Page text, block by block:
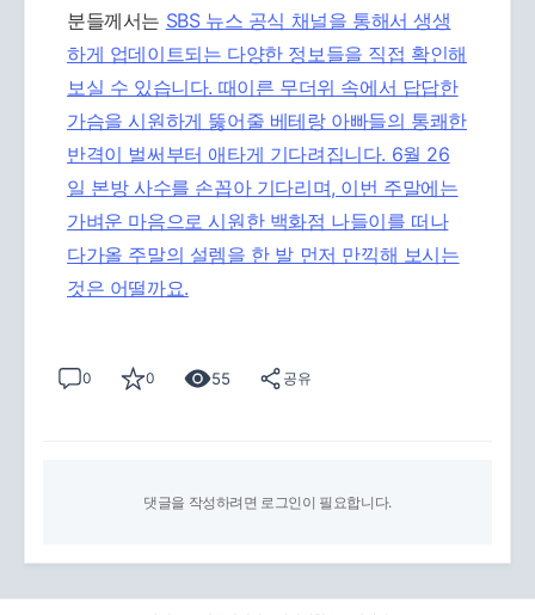
분들께서는 SBS 뉴스 공식 채널을 통해서 생생
하게 업데이트되는 다양한 정보들을 직접 확인해
보실 수 있습니다. 때이른 무더위 속에서 답답한
가슴을 시원하게 뚫어줄 베테랑 아빠들의 통쾌한
반격이 벌써부터 애타게 기다려집니다. 6월 26
일 본방 사수를 손꼽아 기다리며, 이번 주말에는
가벼운 마음으로 시원한 백화점 나들이를 떠나
다가올 주말의 설렘을 한 발 먼저 만끽해 보시는
것은 어떨까요.
0 0 55 공유
댓글을 작성하려면 로그인이 필요합니다.